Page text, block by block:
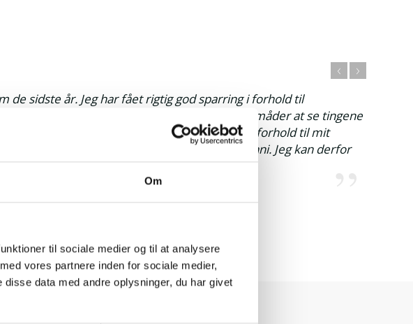
Om
til sociale medier og til at analysere
vores partnere inden for sociale medier,
data med andre oplysninger, du har givet
de sidste år. Jeg har fået rigtig god sparring i forhold til
hvor jeg har fået gode værktøjer og nye måder at se tingene
og udviklet mig personligt, både privat og i forhold til mit
været, hvor jeg er i dag uden mit forløb hos Janni. Jeg kan derfor